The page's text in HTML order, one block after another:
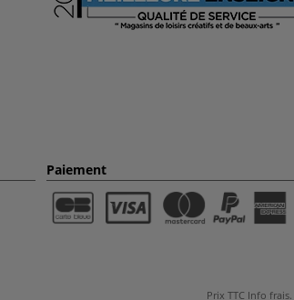
Paiement
Prix TTC Info frais.